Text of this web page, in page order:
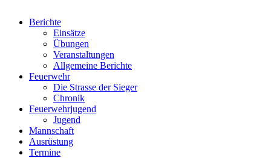
Berichte
Einsätze
Übungen
Veranstaltungen
Allgemeine Berichte
Feuerwehr
Die Strasse der Sieger
Chronik
Feuerwehrjugend
Jugend
Mannschaft
Ausrüstung
Termine